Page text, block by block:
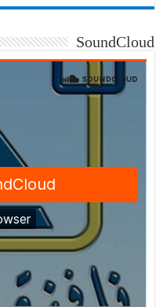
SoundCloud